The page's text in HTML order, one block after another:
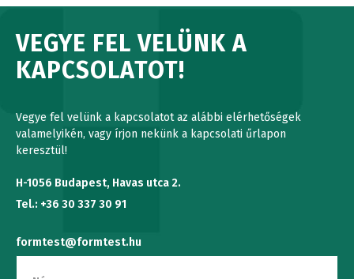
VEGYE FEL VELÜNK A
KAPCSOLATOT!
Vegye fel velünk a kapcsolatot az alábbi elérhetőségek
valamelyikén, vagy írjon nekünk a kapcsolati űrlapon
keresztül!
H-1056 Budapest, Havas utca 2.
Tel.: +36 30 337 30 91
formtest@formtest.hu